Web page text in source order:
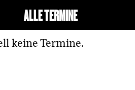
ALLE TERMINE
keine Termine.